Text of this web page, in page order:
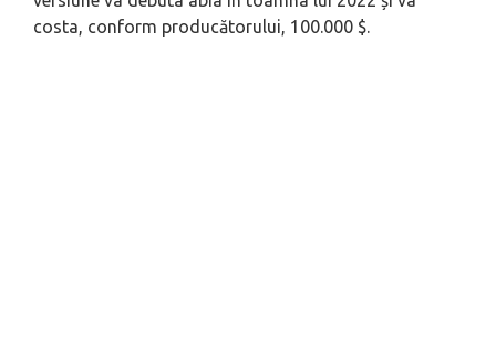
costa, conform producătorului, 100.000 $.